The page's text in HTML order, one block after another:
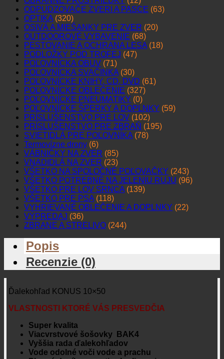
Popis
Recenzie (0)
Ďalekohľad KONUS 10×50
VLASTNOSTI KTORÉ VÁS PRESVEDČIA
Super kvalita
Viacvrstvové šošovky BAK4
Vyššia rada ďalekohľadov
Vode odolné voči vode a prachu
Plnený dusíkom proti zahmlievaniu
Priepustnosť svetla až 98%.
Silver Mirror Coating – povrchová úprava
Ďalekohľad KONUS 10×50 je najnovším prírastkom do
rodiny ďalekohľadov Konus. Špeciálne upravený povrch
šošoviek tvorí Silver Mirror Coating povrchová úprava, čím
dosahuje priepustnosť svetla až 96 %. Má tak brilantý a
čistý obraz aj po zotmení. Špeciálne BaK-4 hranoly
ponúkajú obraz v najlepšej optickej kvalite. Pogumované
telo bolo navrhnuté tak, aby umožnilo pevné a pohodlné
držanie. Tento model má množstvo vychytávok, medzi
ktoré patria napríklad twist-up okuláre, ktoré umožňujú aj
sledovanie v okuliaroch, alebo napríklad adaptér na
pripevnenie k statívu. Ďalekohľad je plnený suchým
dusíkom, to zabezpečuje jeho vode odolnosť aj prachu
polycarbonátu, ktorý zaisťuje dokonalú pevnosť tela.
KONUS 10×50 je vybavený masívnym pogumovaním,
ktoré ho chráni pred poškodením.
Obsah balenia:Ďalekohľad, púzdro s popruhom,
neoprénový remeň, predné a zadné krytky, handrička.
PARAMETRE